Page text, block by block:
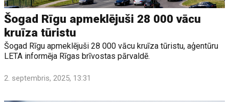
Šogad Rīgu apmeklējuši 28 000 vācu
kruīza tūristu
Šogad Rīgu apmeklējuši 28 000 vācu kruīza tūristu, aģentūru
LETA informēja Rīgas brīvostas pārvaldē.
2. septembris, 2025, 13:31